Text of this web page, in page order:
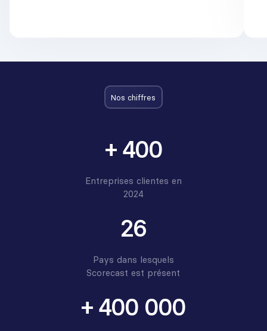
Nos chiffres
+ 400
Entreprises clientes en
2024
26
Pays dans lesquels
Scorecast est présent
+ 400 000